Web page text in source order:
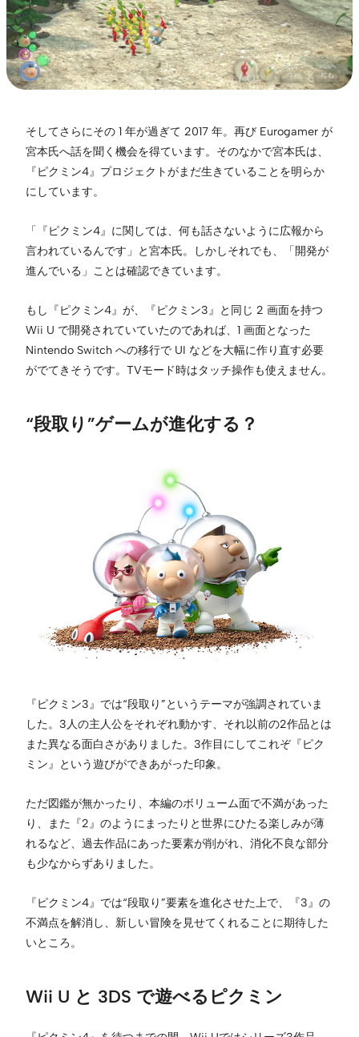
そしてさらにその 1 年が過ぎて 2017 年。再び Eurogamer が
宮本氏へ話を聞く機会を得ています。そのなかで宮本氏は、
『ピクミン4』プロジェクトがまだ生きていることを明らか
にしています。
「『ピクミン4』に関しては、何も話さないように広報から
言われているんです」と宮本氏。しかしそれでも、「開発が
進んでいる」ことは確認できています。
もし『ピクミン4』が、『ピクミン3』と同じ 2 画面を持つ
Wii U で開発されていていたのであれば、1 画面となった
Nintendo Switch への移行で UI などを大幅に作り直す必要
がでてきそうです。TVモード時はタッチ操作も使えません。
“段取り”ゲームが進化する？
『ピクミン3』では“段取り”というテーマが強調されていま
した。3人の主人公をそれぞれ動かす、それ以前の2作品とは
また異なる面白さがありました。3作目にしてこれぞ『ピク
ミン』という遊びができあがった印象。
ただ図鑑が無かったり、本編のボリューム面で不満があった
り、また『2』のようにまったりと世界にひたる楽しみが薄
れるなど、過去作品にあった要素が削がれ、消化不良な部分
も少なからずありました。
『ピクミン4』では“段取り”要素を進化させた上で、『3』の
不満点を解消し、新しい冒険を見せてくれることに期待した
いところ。
Wii U と 3DS で遊べるピクミン